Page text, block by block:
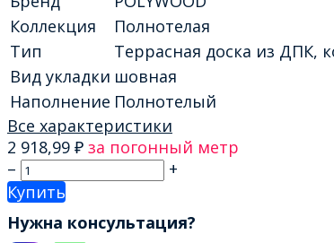
Коллекция
Полнотелая
Тип
Террасная доска из ДПК,
Вид укладки шовная
Наполнение Полнотелый
Все характеристики
2 918,99 ₽ за погонный метр
–
+
Купить
Нужна консультация?